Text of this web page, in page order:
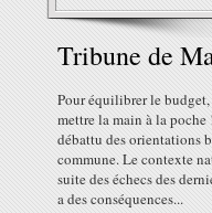
Tribune de
Pour équilibrer le
mettre la main à la poche
débattu des orientations
commune. Le contexte
suite des échecs des
a des conséquences...